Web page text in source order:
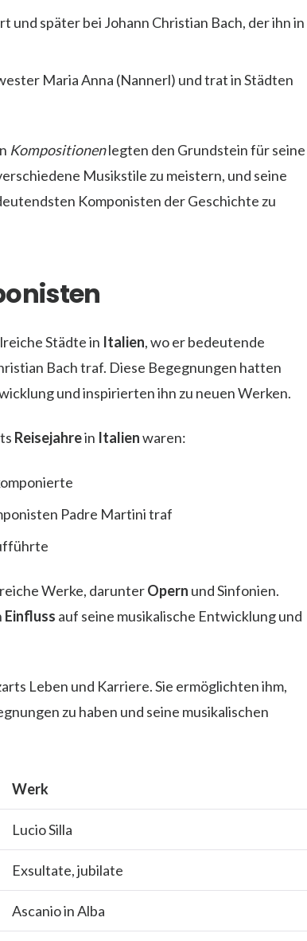
und später bei Johann Christian Bach, der ihn in
Maria Anna (Nannerl) und trat in Städten
Kompositionenlegten den Grundstein für seine
Musikstile zu meistern, und seine
Komponisten der Geschichte zu
Städte in Italien, wo er bedeutende
Bach traf. Diese Begegnungen hatten
und inspirierten ihn zu neuen Werken.
Reisejahrein Italienwaren:
Padre Martini traf
Werke, darunterOpern und Sinfonien.
Einfluss auf seine musikalische Entwicklung und
Leben und Karriere. Sie ermöglichten ihm,
zu haben und seine musikalischen
Werk
Lucio Silla
Exsultate, jubilate
Ascanio in Alba